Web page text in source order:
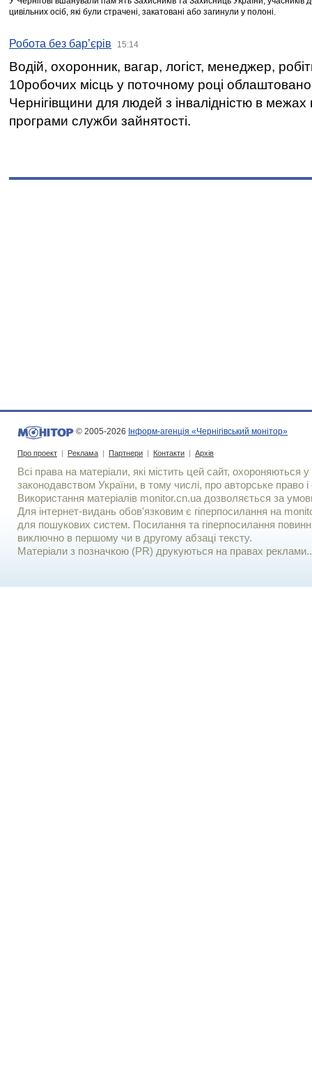
цивільних осіб, які були страчені, закатовані або загинули у полоні.
Робота без бар’єрів 15:14
Водій, охоронник, вагар, логіст, менеджер,
10робочих місць у поточному році
Чернігівщини для людей з інвалідністю в межах
програми служби зайнятості.
© 2005-2026 Інформ-агенція «Чернігівський монітор»
Про проект | Реклама | Партнери | Контакти | Архів
Всі права на матеріали, які містить цей сайт, охороняються у
законодавством України, в тому числі, про авторське право і
Використання матерiалiв monitor.cn.ua дозволяється за
Для iнтернет-видань обов'язковим є гiперпосилання на
для пошукових систем. Посилання та гіперпосилання
виключно в першому чи в другому абзаці тексту.
Матеріали з позначкою (PR) друкуються на правах реклами..